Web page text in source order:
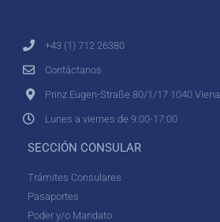
+43 (1) 712 26380
Contáctanos
Prinz Eugen-Straße 80/1/17 1040 Viena
Lunes a viernes de 9:00-17:00
SECCIÓN CONSULAR
Trámites Consulares
Pasaportes
Poder y/o Mandato